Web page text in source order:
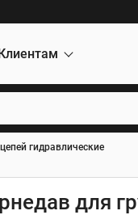
гидравлические
для